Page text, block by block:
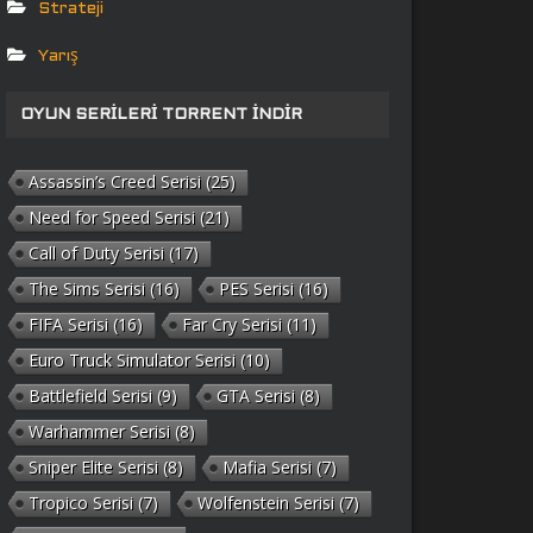
Strateji
Yarış
OYUN SERILERI TORRENT İNDIR
Assassin’s Creed Serisi (25)
Need for Speed Serisi (21)
Call of Duty Serisi (17)
The Sims Serisi (16) PES Serisi (16)
FIFA Serisi (16) Far Cry Serisi (11)
Euro Truck Simulator Serisi (10)
Battlefield Serisi (9) GTA Serisi (8)
Warhammer Serisi (8)
Sniper Elite Serisi (8) Mafia Serisi (7)
Tropico Serisi (7) Wolfenstein Serisi (7)